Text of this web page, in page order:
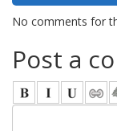
No comments for
Post a